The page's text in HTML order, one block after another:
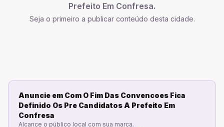
Prefeito Em Confresa.
Seja o primeiro a publicar conteúdo desta cidade.
Anuncie em Com O Fim Das Convencoes Fica
Definido Os Pre Candidatos A Prefeito Em
Confresa
Alcance o público local com sua marca.